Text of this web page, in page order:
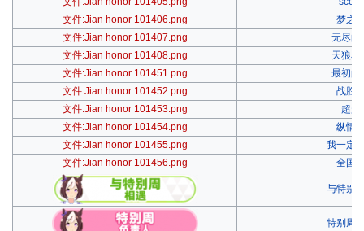
文件:Jian honor 101406.png
梦之
文件:Jian honor 101407.png
无尽的
文件:Jian honor 101408.png
天狼星
文件:Jian honor 101451.png
最初的
文件:Jian honor 101452.png
战胜
文件:Jian honor 101453.png
超越
文件:Jian honor 101454.png
纵情
文件:Jian honor 101455.png
我一定
文件:Jian honor 101456.png
全国
与特别
特别周